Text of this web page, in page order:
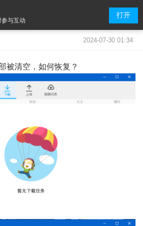
与互动
打开
2024-07-30 01:34
被清空，如何恢复？